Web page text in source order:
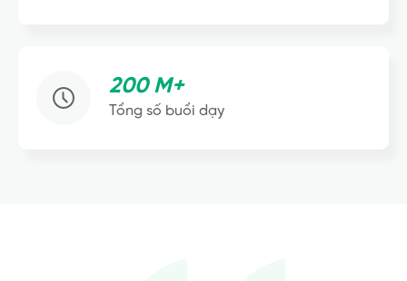
200 M+
Tổng số buổi dạy